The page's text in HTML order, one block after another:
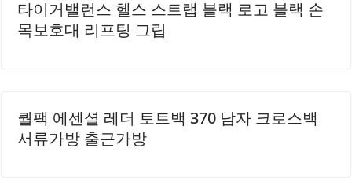
원두의..
타이거밸런스 헬스 스트랩 블랙 로고 블랙 손
목보호대 리프팅 그립
퀄팩 에센셜 레더 토트백 370 남자 크로스백
서류가방 출근가방